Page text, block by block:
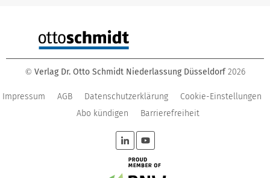
© Verlag Dr. Otto Schmidt Niederlassung Düsseldorf 2026
Impressum AGB Datenschutzerklärung
Cookie-Einstellungen
Abo kündigen
Barrierefreiheit